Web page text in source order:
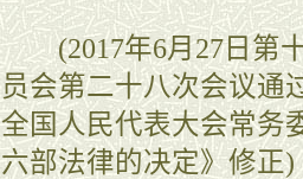
(2017年6月27日第十
员会第二十八次会议通
全国人民代表大会常务
六部法律的决定》修正)